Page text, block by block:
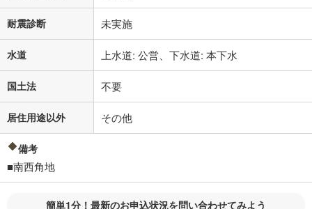
耐震診断 未実施
水道 上水道: 公営、下水道: 本下水
国土法 不要
居住用途以外 その他
備考
■南西角地
簡単1分！最新のお申込状況を問い合わせてみよう